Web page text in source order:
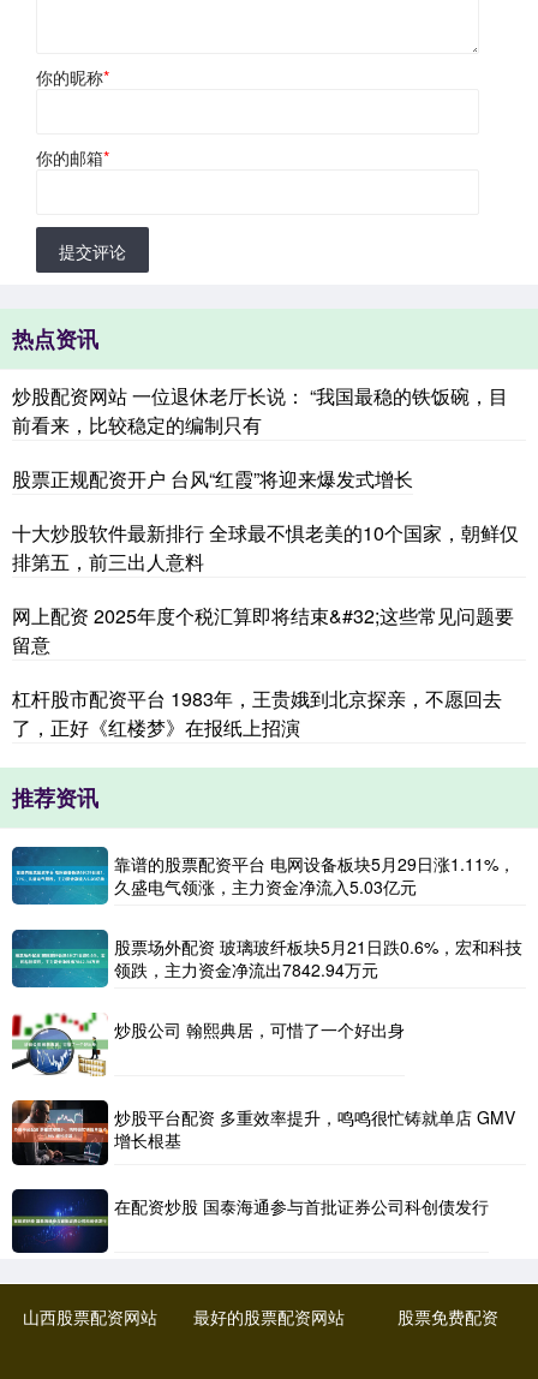
你的昵称*
你的邮箱*
提交评论
热点资讯
炒股配资网站 一位退休老厅长说： “我国最稳的铁饭碗，目
前看来，比较稳定的编制只有
股票正规配资开户 台风“红霞”将迎来爆发式增长
十大炒股软件最新排行 全球最不惧老美的10个国家，朝鲜仅
排第五，前三出人意料
网上配资 2025年度个税汇算即将结束&#32;这些常见问题要
留意
杠杆股市配资平台 1983年，王贵娥到北京探亲，不愿回去
了，正好《红楼梦》在报纸上招演
推荐资讯
靠谱的股票配资平台 电网设备板块5月29日涨1.11%，
久盛电气领涨，主力资金净流入5.03亿元
股票场外配资 玻璃玻纤板块5月21日跌0.6%，宏和科技
领跌，主力资金净流出7842.94万元
炒股公司 翰熙典居，可惜了一个好出身
炒股平台配资 多重效率提升，鸣鸣很忙铸就单店 GMV
增长根基
在配资炒股 国泰海通参与首批证券公司科创债发行
山西股票配资网站 最好的股票配资网站 股票免费配资